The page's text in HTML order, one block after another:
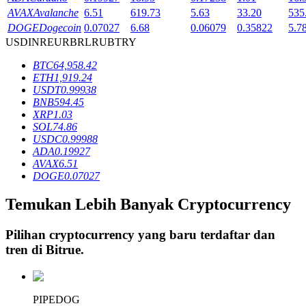
Penguncian BTR
Investasi eksklusif untuk pemegang BTR
Pinjaman
Layanan pinjaman yang didukung Crypto
AVAXAvalanche 6.51 619.73 5.63 33.20
DOGEDogecoin 0.07027 6.68 0.06079 0.35822
USDINREURBRLRUBTRY
BTC64,958.42
ETH1,919.24
USDT0.99938
BNB594.45
XRP1.03
SOL74.86
USDC0.99988
ADA0.19927
AVAX6.51
DOGE0.07027
Temukan Lebih Banyak Cryptocurrency
Pilihan cryptocurrency yang baru terdaftar dan
tren di Bitrue.
PIPEDOG